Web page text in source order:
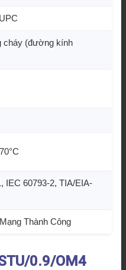
cháy (đường kính
IEC 60793-2, TIA/EIA-
Thành Công
0.9/OM4